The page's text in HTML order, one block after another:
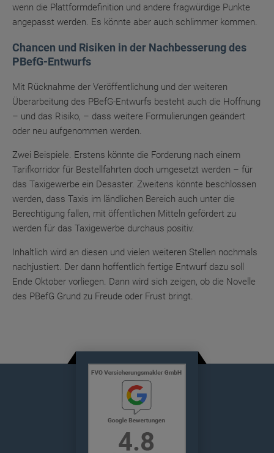
wenn die Plattformdefinition und andere fragwürdige Punkte
angepasst werden. Es könnte aber auch schlimmer kommen.
Chancen und Risiken in der Nachbesserung des
PBefG-Entwurfs
Mit Rücknahme der Veröffentlichung und der weiteren
Überarbeitung des PBefG-Entwurfs besteht auch die Hoffnung
– und das Risiko, – dass weitere Formulierungen geändert
oder neu aufgenommen werden.
Zwei Beispiele. Erstens könnte die Forderung nach einem
Tarifkorridor für Bestellfahrten doch umgesetzt werden – für
das Taxigewerbe ein Desaster. Zweitens könnte beschlossen
werden, dass Taxis im ländlichen Bereich auch unter die
Berechtigung fallen, mit öffentlichen Mitteln gefördert zu
werden für das Taxigewerbe durchaus positiv.
Inhaltlich wird an diesen und vielen weiteren Stellen nochmals
nachjustiert. Der dann hoffentlich fertige Entwurf dazu soll
Ende Oktober vorliegen. Dann wird sich zeigen, ob die Novelle
des PBefG Grund zu Freude oder Frust bringt.